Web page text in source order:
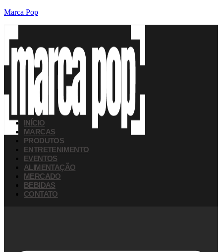
Marca Pop
INÍCIO
MARCAS
PRODUTOS
ENTRETENIMENTO
EVENTOS
ALIMENTAÇÃO
MERCADO
BEBIDAS
CONTATO